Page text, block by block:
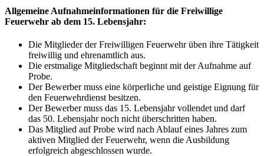
Allgemeine Aufnahmeinformationen für die Freiwillige
Feuerwehr ab dem 15. Lebensjahr:
Die Mitglieder der Freiwilligen Feuerwehr üben ihre Tätigkeit
freiwillig und ehrenamtlich aus.
Die erstmalige Mitgliedschaft beginnt mit der Aufnahme auf
Probe.
Der Bewerber muss eine körperliche und geistige Eignung für
den Feuerwehrdienst besitzen.
Der Bewerber muss das 15. Lebensjahr vollendet und darf
das 50. Lebensjahr noch nicht überschritten haben.
Das Mitglied auf Probe wird nach Ablauf eines Jahres zum
aktiven Mitglied der Feuerwehr, wenn die Ausbildung
erfolgreich abgeschlossen wurde.